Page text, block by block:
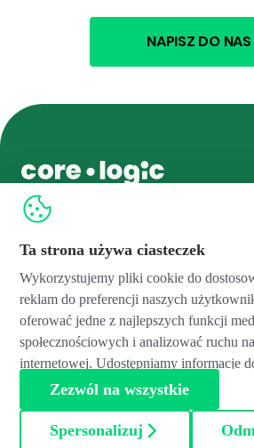
hello@core-logic.com
Core Logic Sp. z o.o.
Feliksa Radwańskiego 15/1
30-065 Kraków, Poland
NIP: 6762484560
Regon: 360742116
KRS: 0000542498
Core Logic
Feliksa
30-065
NIP:
Regon:
KRS:
Core Logic © 2026
Ta strona używa ciasteczek
Wykorzystujemy pliki cookie do
reklam do preferencji naszych
oferować jedne z najlepszych funkcji
społecznościowych i analizować ruchu
internetowej. Udostępniamy informacje
korzystania z naszej strony naszym
mediów społecznościowych, reklamy i
mogą łączyć te informacje z innymi
Zezwól na wszystkie
Spersonalizuj